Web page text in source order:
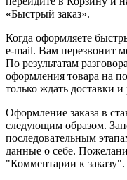
«Быстрый заказ».
Когда оформляете
e-mail. Вам перезвонит
По результатам
оформления товара на
только ждать доставки
Оформление заказа в
следующим образом.
последовательным
данные о себе.
"Комментарии к